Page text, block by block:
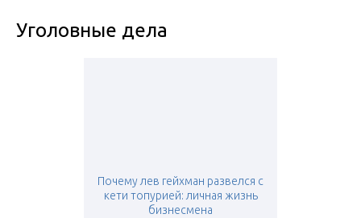
Уголовные дела
Почему лев гейхман развелся с
кети топурией: личная жизнь
бизнесмена